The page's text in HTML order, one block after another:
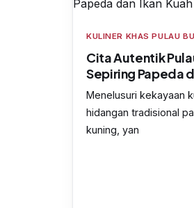
KULINER KHAS PULAU
Cita Autentik
Sepiring Papeda
Menelusuri kekayaan
hidangan tradisional
kuning, yan